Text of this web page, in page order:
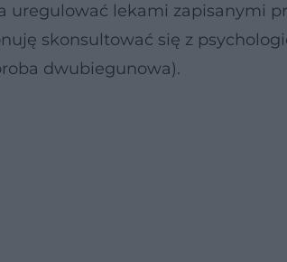
uregulować lekami zapisanymi
skonsultować się z
dwubiegunowa).